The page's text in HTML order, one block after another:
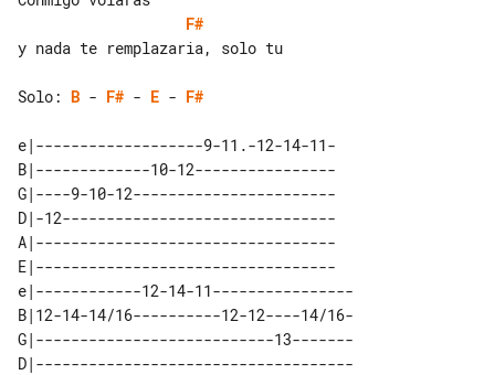
F#
y nada te remplazaria, solo tu
Solo: B - F# - E - F#
e|-------------------9-11.-12-14-11-
B|-------------10-12----------------
G|----9-10-12-----------------------
D|-12-------------------------------
A|----------------------------------
E|----------------------------------
e|------------12-14-11----------------
B|12-14-14/16----------12-12----14/16-
G|---------------------------13-------
D|------------------------------------